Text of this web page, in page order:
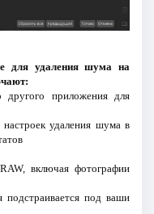
для удаления шума на
приложения для
удаления шума в
включая фотографии
подстраивается под ваши